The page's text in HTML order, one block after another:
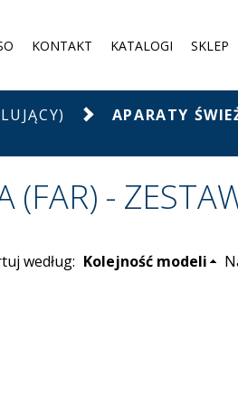
KONTAKT KATALOGI SKLEP
APARATY
(FAR) -
według: Kolejność modeli